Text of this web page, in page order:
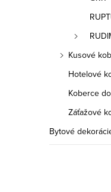
Kusové
Hotelové
Koberce
Záťažové
Bytové